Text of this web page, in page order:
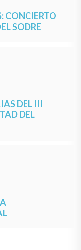
CONCIERTO
SODRE
DEL III
DEL